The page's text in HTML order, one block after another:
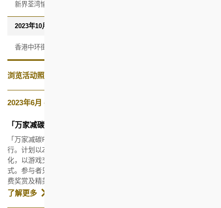
新界荃湾愉景新城一楼中庭
2023年10月22日至10月29日
香港中环街市一楼活动场地
浏览活动照片及短片
2023年6月 – 12月
「万家减碳FUN奖赏」钻禧社区计划
「万家减碳FUN奖励」钻禧社区计划于2023年7月1日至12月31日进
行。计划以Zero2应用程序作平台，将参加者的日常绿色生活行数
化，以游戏交互方式鼓励旁边屋村居民开展健康和可持续的生活方
式。参与者只需完成各种减少碳任务，便可赚取积分，换领丰厚消
费奖赏及精美礼品！
了解更多